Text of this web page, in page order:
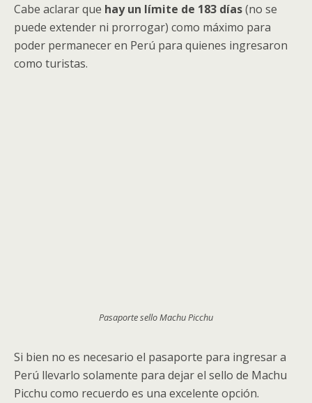
Cabe aclarar que hay un límite de 183 días(no se
puede extender ni prorrogar) como máximo para
poder permanecer en Perú para quienes ingresaron
como turistas.
Pasaporte sello Machu Picchu
Si bien no es necesario el pasaporte para ingresar a
Perú llevarlo solamente para dejar el sello de Machu
Picchu como recuerdo es una excelente opción.